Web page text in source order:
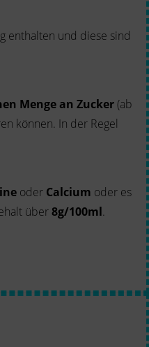
enthalten und diese sind
Menge an Zucker(ab
können. In der Regel
oder Calcium oder es
über8g/100ml.